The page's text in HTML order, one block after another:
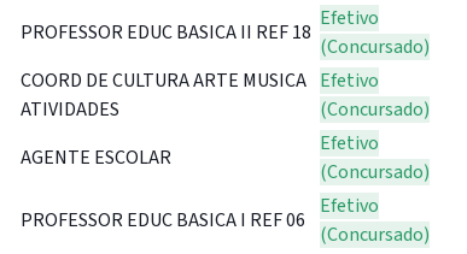
PROFESSOR EDUC BASICA II REF 18
Efetivo
(Concursado)
COORD DE CULTURA ARTE MUSICA
ATIVIDADES
Efetivo
(Concursado)
AGENTE ESCOLAR
Efetivo
(Concursado)
PROFESSOR EDUC BASICA I REF 06
Efetivo
(Concursado)